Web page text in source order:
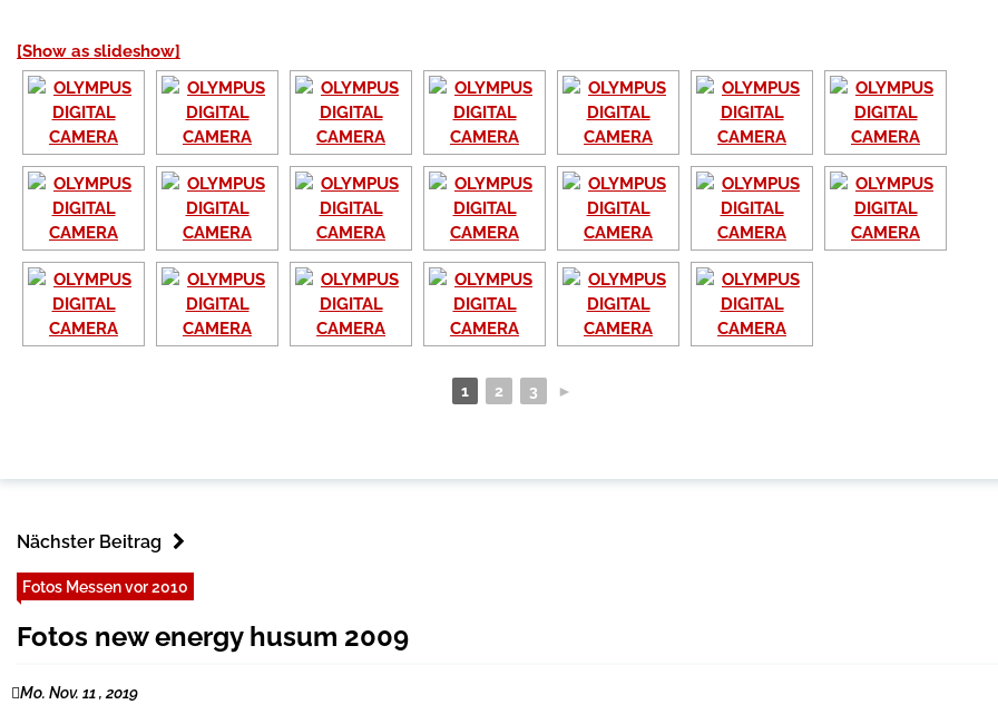
[Show as slideshow]
1 2 3 ►
Nächster Beitrag
Fotos Messen vor 2010
Fotos new energy husum 2009
Mo. Nov. 11 , 2019